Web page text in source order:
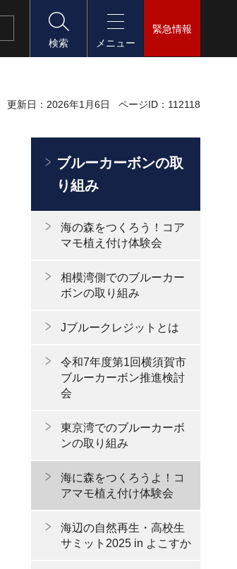
検索
メニュー
緊急情報
更新日：2026年1月6日 ページID：112118
ブルーカーボンの取
り組み
海の森をつくろう！コア
マモ植え付け体験会
相模湾側でのブルーカー
ボンの取り組み
Jブルークレジットとは
令和7年度第1回横須賀市
ブルーカーボン推進検討
会
東京湾でのブルーカーボ
ンの取り組み
海に森をつくろうよ！コ
アマモ植え付け体験会
海辺の自然再生・高校生
サミット2025 in よこすか